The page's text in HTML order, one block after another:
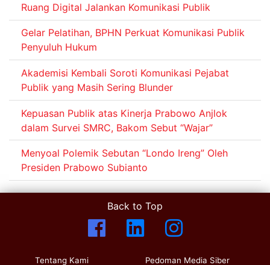
Ruang Digital Jalankan Komunikasi Publik
Gelar Pelatihan, BPHN Perkuat Komunikasi Publik
Penyuluh Hukum
Akademisi Kembali Soroti Komunikasi Pejabat
Publik yang Masih Sering Blunder
Kepuasan Publik atas Kinerja Prabowo Anjlok
dalam Survei SMRC, Bakom Sebut “Wajar”
Menyoal Polemik Sebutan “Londo Ireng” Oleh
Presiden Prabowo Subianto
Back to Top
Tentang Kami Pedoman Media Siber